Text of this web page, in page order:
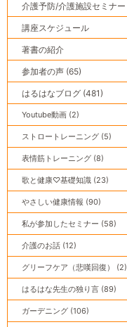
介護予防/介護施設セミナー
講座スケジュール
著書の紹介
参加者の声 (65)
はるはなブログ (481)
Youtube動画 (2)
ストロートレーニング (5)
表情筋トレーニング (8)
歌と健康♡基礎知識 (23)
やさしい健康情報 (90)
私が参加したセミナー (58)
介護のお話 (12)
グリーフケア（悲嘆回復） (2)
はるはな先生の独り言 (89)
ガーデニング (106)